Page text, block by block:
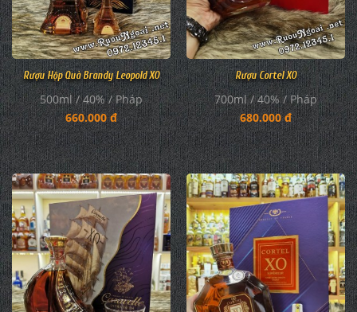
Rượu Hộp Quà Brandy Leopold XO
500ml / 40% / Pháp
660.000 đ
Rượu Cortel XO
700ml / 40% / Pháp
680.000 đ